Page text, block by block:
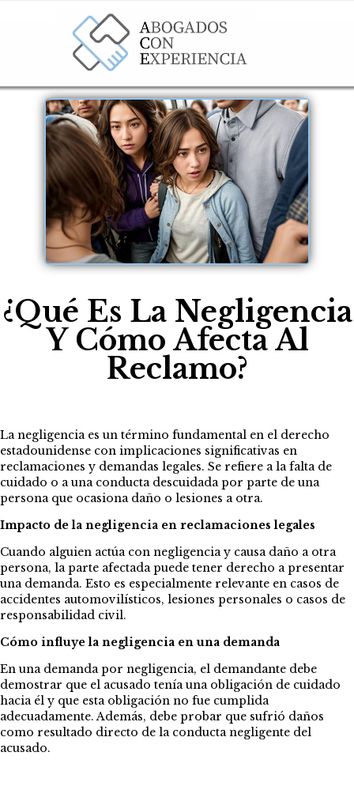
¿Qué Es La Negligencia
Y Cómo Afecta Al
Reclamo?
La negligencia es un término fundamental en el derecho
estadounidense con implicaciones significativas en
reclamaciones y demandas legales. Se refiere a la falta de
cuidado o a una conducta descuidada por parte de una
persona que ocasiona daño o lesiones a otra.
Impacto de la negligencia en reclamaciones legales
Cuando alguien actúa con negligencia y causa daño a otra
persona, la parte afectada puede tener derecho a presentar
una demanda. Esto es especialmente relevante en casos de
accidentes automovilísticos, lesiones personales o casos de
responsabilidad civil.
Cómo influye la negligencia en una demanda
En una demanda por negligencia, el demandante debe
demostrar que el acusado tenía una obligación de cuidado
hacia él y que esta obligación no fue cumplida
adecuadamente. Además, debe probar que sufrió daños
como resultado directo de la conducta negligente del
acusado.